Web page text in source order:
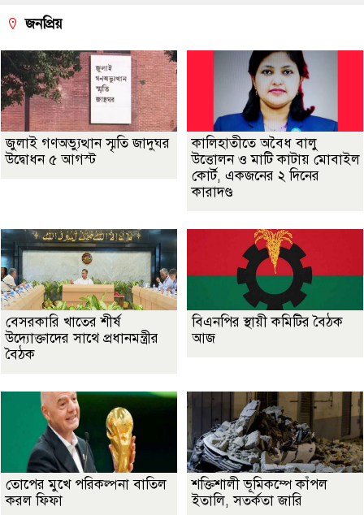
জনপ্রিয়
জুলাই গণঅভ্যুত্থান স্মৃতি জাদুঘর
উদ্বোধন ৫ আগস্ট
কালিহাতীতে অবৈধ বালু
উত্তোলন ও মাটি কাটায় মোবাইল
কোর্ট, একজনের ২ দিনের
কারাদণ্ড
বেসরকারি খাতের শীর্ষ
উদ্যোক্তাদের সাথে প্রধানমন্ত্রীর
বৈঠক
বিএনপির স্থায়ী কমিটির বৈঠক
আজ
তোপের মুখে পরিকল্পনা বাতিল
করল ফিফা
শক্তিশালী ভূমিকম্পে কাঁপল
ইতালি, সতর্কতা জারি